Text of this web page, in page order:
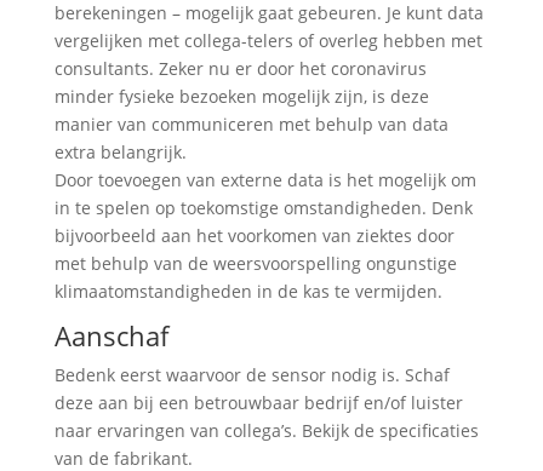
berekeningen – mogelijk gaat gebeuren. Je kunt data
vergelijken met collega-telers of overleg hebben met
consultants. Zeker nu er door het coronavirus
minder fysieke bezoeken mogelijk zijn, is deze
manier van communiceren met behulp van data
extra belangrijk.
Door toevoegen van externe data is het mogelijk om
in te spelen op toekomstige omstandigheden. Denk
bijvoorbeeld aan het voorkomen van ziektes door
met behulp van de weersvoorspelling ongunstige
klimaatomstandigheden in de kas te vermijden.
Aanschaf
Bedenk eerst waarvoor de sensor nodig is. Schaf
deze aan bij een betrouwbaar bedrijf en/of luister
naar ervaringen van collega’s. Bekijk de specificaties
van de fabrikant.